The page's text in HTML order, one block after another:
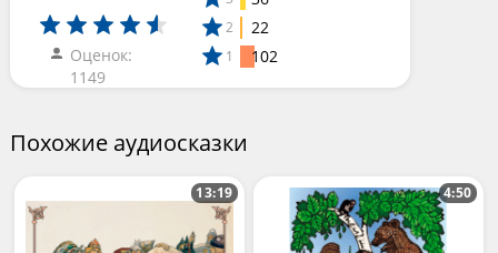
Оценок:
1149
2 22
1 102
Похожие аудиосказки
13:19 4:50